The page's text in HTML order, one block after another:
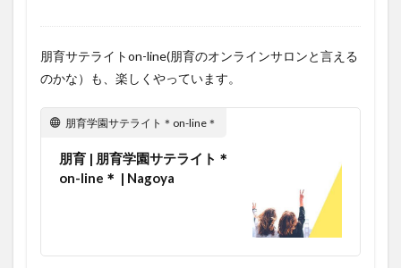
朋育サテライトon-line(朋育のオンラインサロンと言える
のかな）も、楽しくやっています。
朋育学園サテライト＊on-line＊
朋育 | 朋育学園サテライト＊
on-line＊ | Nagoya